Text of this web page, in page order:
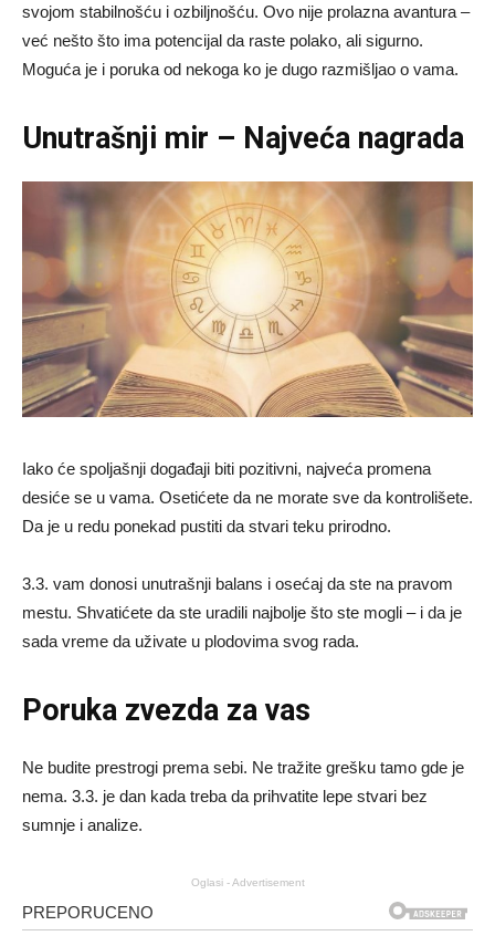
svojom stabilnošću i ozbiljnošću. Ovo nije prolazna avantura –
već nešto što ima potencijal da raste polako, ali sigurno.
Moguća je i poruka od nekoga ko je dugo razmišljao o vama.
Unutrašnji mir – Najveća nagrada
Iako će spoljašnji događaji biti pozitivni, najveća promena
desiće se u vama. Osetićete da ne morate sve da kontrolišete.
Da je u redu ponekad pustiti da stvari teku prirodno.
3.3. vam donosi unutrašnji balans i osećaj da ste na pravom
mestu. Shvatićete da ste uradili najbolje što ste mogli – i da je
sada vreme da uživate u plodovima svog rada.
Poruka zvezda za vas
Ne budite prestrogi prema sebi. Ne tražite grešku tamo gde je
nema. 3.3. je dan kada treba da prihvatite lepe stvari bez
sumnje i analize.
Oglasi - Advertisement